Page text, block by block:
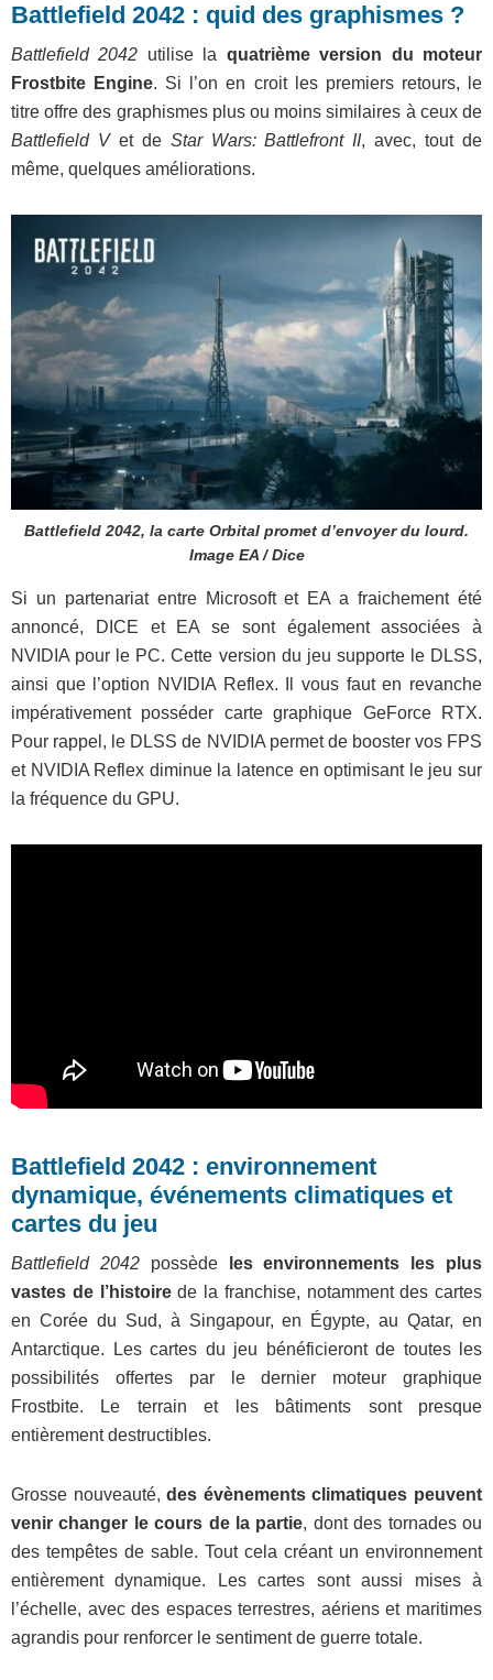
Battlefield 2042 : quid des graphismes ?
Battlefield 2042 utilise la quatrième version du moteur
Frostbite Engine. Si l’on en croit les premiers retours, le
titre offre des graphismes plus ou moins similaires à ceux de
Battlefield Vet de Star Wars: Battlefront II, avec, tout de
même, quelques améliorations.
Battlefield 2042, la carte Orbital promet d’envoyer du lourd.
Image EA / Dice
Si un partenariat entre Microsoft et EA a fraichement été
annoncé, DICE et EA se sont également associées à
NVIDIA pour le PC. Cette version du jeu supporte le DLSS,
ainsi que l’option NVIDIA Reflex. Il vous faut en revanche
impérativement posséder carte graphique GeForce RTX.
Pour rappel, le DLSS de NVIDIA permet de booster vos FPS
et NVIDIA Reflex diminue la latence en optimisant le jeu sur
la fréquence du GPU.
Battlefield 2042 : environnement
dynamique, événements climatiques et
cartes du jeu
Battlefield 2042possède
les environnements les plus
vastes de l’histoirede la franchise, notamment des cartes
en Corée du Sud, à Singapour, en Égypte, au Qatar, en
Antarctique. Les cartes du jeu bénéficieront de toutes les
possibilités offertes par le dernier moteur graphique
Frostbite. Le terrain et les bâtiments sont presque
entièrement destructibles.
Grosse nouveauté,des évènements climatiques peuvent
venir changer le cours de la partie, dont des tornades ou
des tempêtes de sable. Tout cela créant un environnement
entièrement dynamique. Les cartes sont aussi mises à
l’échelle, avec des espaces terrestres, aériens et maritimes
agrandis pour renforcer le sentiment de guerre totale.